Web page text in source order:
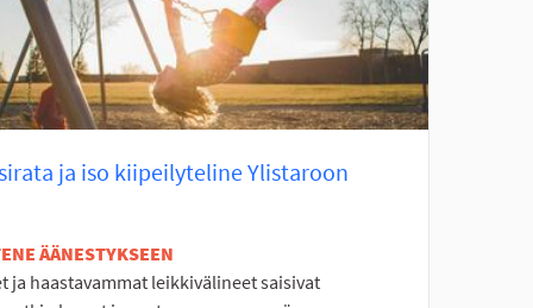
ja iso kiipeilyteline Ylistaroon
ÄÄNESTYKSEEN
ja haastavammat leikkivälineet saisivat